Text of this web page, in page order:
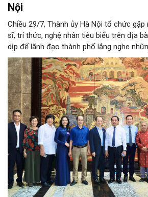
Nội
Chiều 29/7, Thành ủy Hà Nội tổ chức
sĩ, trí thức, nghệ nhân tiêu biểu trên địa
dịp để lãnh đạo thành phố lắng nghe
triển khoa học công nghệ, đổi mới sáng
hóa và phát huy nguồn lực con người,
mới cho sự phát triển nhanh, bền vững